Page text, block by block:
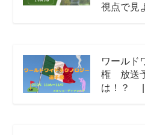
視点で見
ワールド
権 放送
は！？ |